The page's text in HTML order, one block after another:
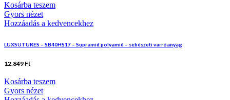
Kosárba teszem
Gyors nézet
Hozzáadás a kedvencekhez
LUXSUTURES – SB40HS17 – Supramid polyamid – sebészeti varróanyag
12.849 Ft
Kosárba teszem
Gyors nézet